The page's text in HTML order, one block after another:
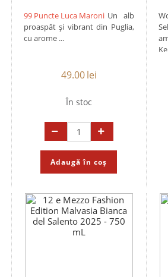
99 Puncte Luca Maroni Un alb
proaspăt și vibrant din Puglia,
cu arome ...
49.00lei
În stoc
Adaugă în coș